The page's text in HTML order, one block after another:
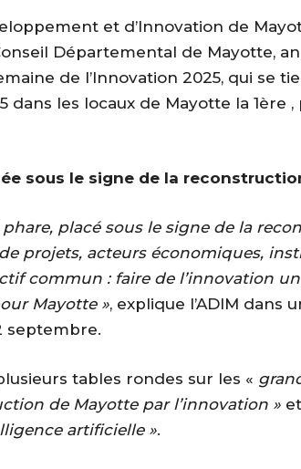
et d’Innovation de
Départemental de Mayotte,
de l’Innovation 2025, qui se
dans les locaux de Mayotte la 1ère
sous le signe de la
phare, placé sous le signe de la
projets, acteurs économiques,
commun : faire de l’innovation
Mayotte », explique l’ADIM dans
septembre.
tables rondes sur les «
de Mayotte par l’innovation »
artificielle ».